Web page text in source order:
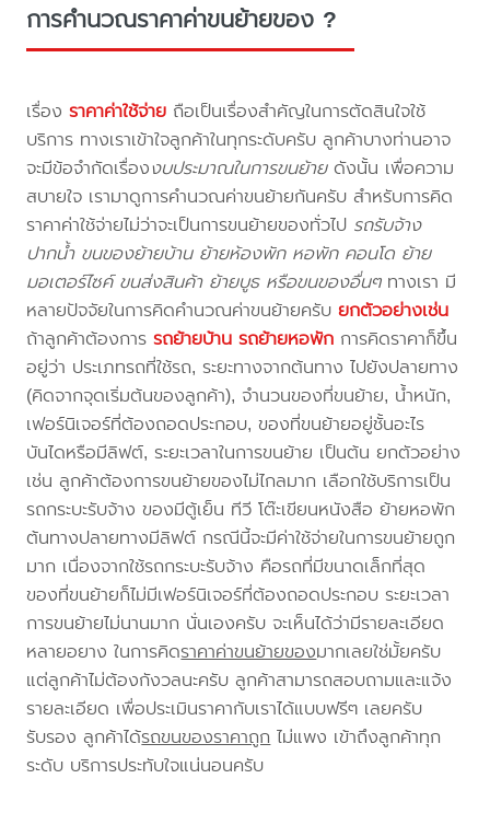
การคำนวณราคาค่าขนย้ายของ ?
เรื่องราคาค่าใช้จ่าย ถือเป็นเรื่องสำคัญในการตัดสินใจใช้
บริการ ทางเราเข้าใจลูกค้าในทุกระดับครับ ลูกค้าบางท่านอาจ
จะมีข้อจำกัดเรื่องงบประมาณในการขนย้ายดังนั้น เพื่อความ
สบายใจ เรามาดูการคำนวณค่าขนย้ายกันครับ สำหรับการคิด
ราคาค่าใช้จ่ายไม่ว่าจะเป็นการขนย้ายของทั่วไป รถรับจ้าง
ปากน้ำ ขนของย้ายบ้าน ย้ายห้องพัก หอพัก คอนโด ย้าย
มอเตอร์ไซค์ ขนส่งสินค้า ย้ายบูธ หรือขนของอื่นๆทางเรา มี
หลายปัจจัยในการคิดคำนวณค่าขนย้ายครับยกตัวอย่างเช่น
ถ้าลูกค้าต้องการรถย้ายบ้าน รถย้ายหอพัก การคิดราคาก็ขึ้น
อยู่ว่า ประเภทรถที่ใช้รถ, ระยะทางจากต้นทาง ไปยังปลายทาง
(คิดจากจุดเริ่มต้นของลูกค้า), จำนวนของที่ขนย้าย, น้ำหนัก,
เฟอร์นิเจอร์ที่ต้องถอดประกอบ, ของที่ขนย้ายอยู่ชั้นอะไร
บันไดหรือมีลิฟต์, ระยะเวลาในการขนย้าย เป็นต้น ยกตัวอย่าง
เช่น ลูกค้าต้องการขนย้ายของไม่ไกลมาก เลือกใช้บริการเป็น
รถกระบะรับจ้าง ของมีตู้เย็น ทีวี โต๊ะเขียนหนังสือ ย้ายหอพัก
ต้นทางปลายทางมีลิฟต์ กรณีนี้จะมีค่าใช้จ่ายในการขนย้ายถูก
มาก เนื่องจากใช้รถกระบะรับจ้าง คือรถที่มีขนาดเล็กที่สุด
ของที่ขนย้ายก็ไม่มีเฟอร์นิเจอร์ที่ต้องถอดประกอบ ระยะเวลา
การขนย้ายไม่นานมาก นั่นเองครับ จะเห็นได้ว่ามีรายละเอียด
หลายอยาง ในการคิดราคาค่าขนย้ายของมากเลยใช่มั้ยครับ
แต่ลูกค้าไม่ต้องกังวลนะครับ ลูกค้าสามารถสอบถามและแจ้ง
รายละเอียด เพื่อประเมินราคากับเราได้แบบฟรีๆ เลยครับ
รับรอง ลูกค้าได้รถขนของราคาถูกไม่แพง เข้าถึงลูกค้าทุก
ระดับ บริการประทับใจแน่นอนครับ